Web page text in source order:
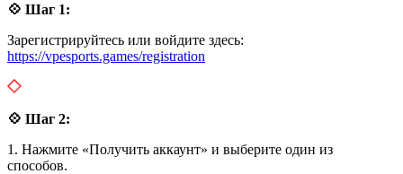
💠 Шаг 1:
Зарегистрируйтесь или войдите здесь:
https://vpesports.games/registration
💠 Шаг 2:
1. Нажмите «Получить аккаунт» и выберите один из
способов.